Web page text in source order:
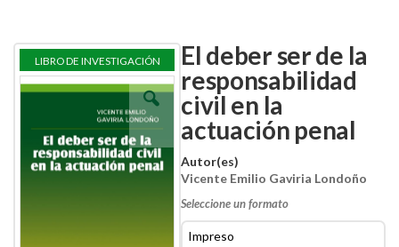
El deber ser de la
responsabilidad
civil en la
actuación penal
Autor(es)
Vicente Emilio Gaviria Londoño
Seleccione un formato
Impreso
Skip
the
images
gallery
Skip
the
images
gallery
LIBRO DE INVESTIGACIÓN